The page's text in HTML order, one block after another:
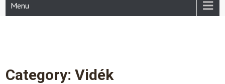
Menu
Category:Vidék